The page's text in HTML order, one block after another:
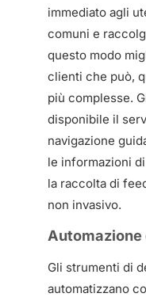
immediato agli
comuni e
questo modo
clienti che può,
più complesse.
disponibile il
navigazione
le informazioni
la raccolta di
non invasivo.
Automazione
Gli strumenti di
automatizzano